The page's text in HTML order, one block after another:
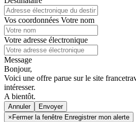
Vos coordonnées Votre nom
Votre adresse électronique
Message
Bonjour,
Voici une offre parue sur le site
intéresser.
A bientôt.
Annuler
× Fermer la fenêtre Enregistrer mon alerte